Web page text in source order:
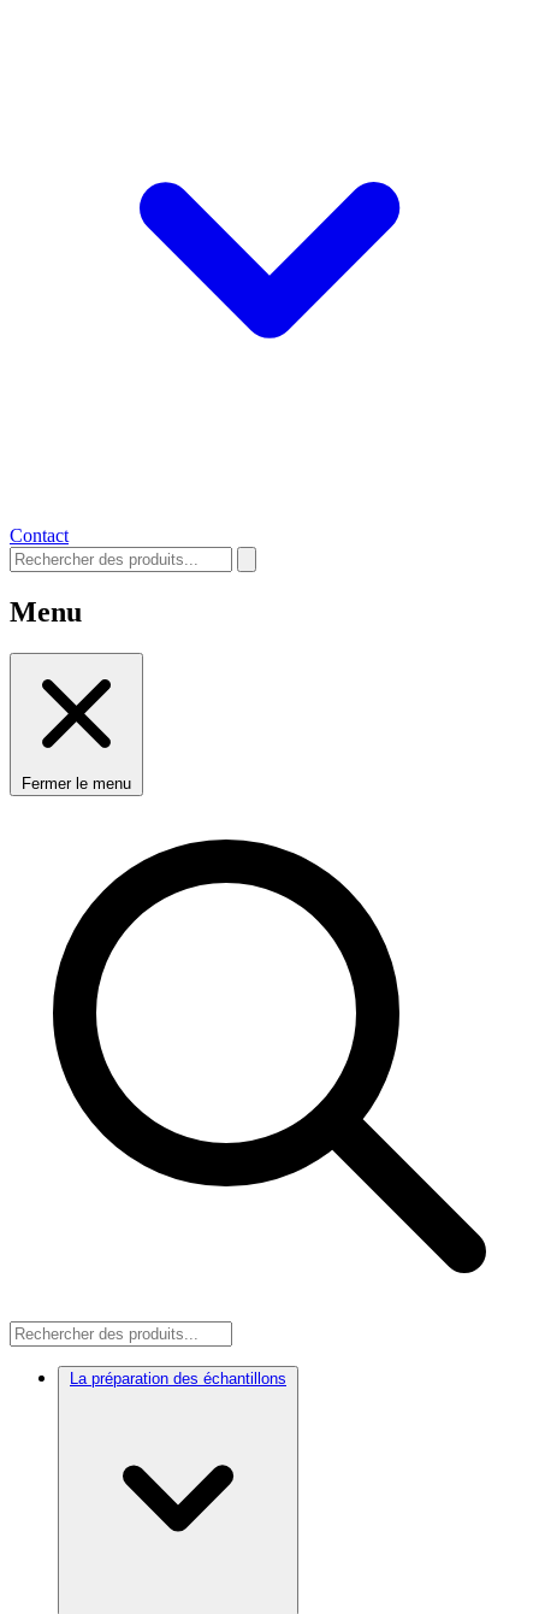
Contact
Menu
Fermer le menu
La préparation des échantillons